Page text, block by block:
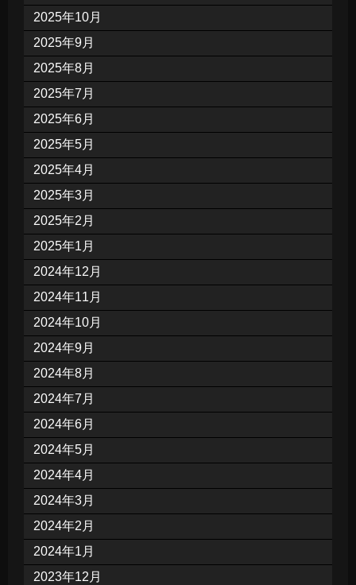
2025年10月
2025年9月
2025年8月
2025年7月
2025年6月
2025年5月
2025年4月
2025年3月
2025年2月
2025年1月
2024年12月
2024年11月
2024年10月
2024年9月
2024年8月
2024年7月
2024年6月
2024年5月
2024年4月
2024年3月
2024年2月
2024年1月
2023年12月